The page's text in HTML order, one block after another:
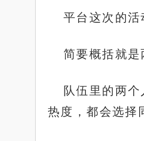
平台这次的活
简要概括就
队伍里的两
热度，都会选择